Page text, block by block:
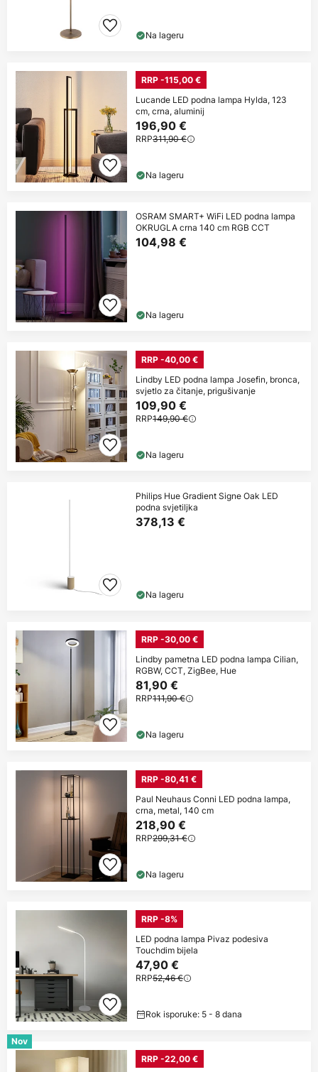
Na lageru
RRP -115,00 €
Lucande LED podna lampa Hylda, 123
cm, crna, aluminij
196,90 €
RRP311,90 €
Na lageru
OSRAM SMART+ WiFi LED podna lampa
OKRUGLA crna 140 cm RGB CCT
104,98 €
Na lageru
RRP -40,00 €
Lindby LED podna lampa Josefin, bronca,
svjetlo za čitanje, prigušivanje
109,90 €
RRP149,90 €
Na lageru
Philips Hue Gradient Signe Oak LED
podna svjetiljka
378,13 €
Na lageru
RRP -30,00 €
Lindby pametna LED podna lampa Cilian,
RGBW, CCT, ZigBee, Hue
81,90 €
RRP111,90 €
Na lageru
RRP -80,41 €
Paul Neuhaus Conni LED podna lampa,
crna, metal, 140 cm
218,90 €
RRP299,31 €
Na lageru
RRP -8%
LED podna lampa Pivaz podesiva
Touchdim bijela
47,90 €
RRP52,46 €
Rok isporuke: 5 - 8 dana
Nov
RRP -22,00 €